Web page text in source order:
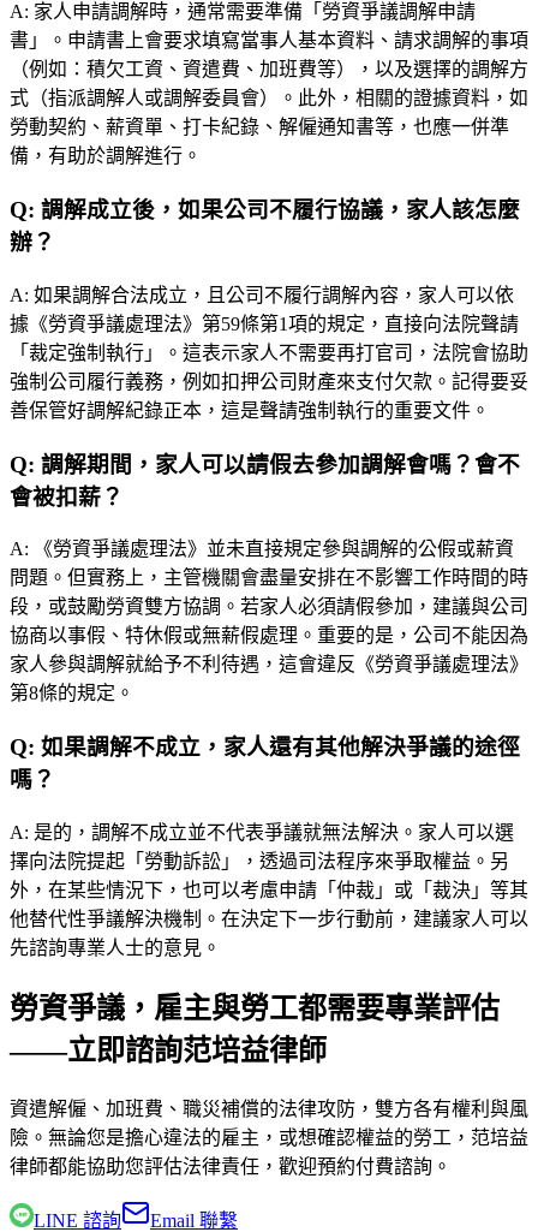
A: 家人申請調解時，通常需要準備「勞資爭議調解申請
書」。申請書上會要求填寫當事人基本資料、請求調解的事項
（例如：積欠工資、資遣費、加班費等），以及選擇的調解方
式（指派調解人或調解委員會）。此外，相關的證據資料，如
勞動契約、薪資單、打卡紀錄、解僱通知書等，也應一併準
備，有助於調解進行。
Q: 調解成立後，如果公司不履行協議，家人該怎麼
辦？
A: 如果調解合法成立，且公司不履行調解內容，家人可以依
據《勞資爭議處理法》第59條第1項的規定，直接向法院聲請
「裁定強制執行」。這表示家人不需要再打官司，法院會協助
強制公司履行義務，例如扣押公司財產來支付欠款。記得要妥
善保管好調解紀錄正本，這是聲請強制執行的重要文件。
Q: 調解期間，家人可以請假去參加調解會嗎？會不
會被扣薪？
A:
《勞資爭議處理法》並未直接規定參與調解的公假或薪資
問題。但實務上，主管機關會盡量安排在不影響工作時間的時
段，或鼓勵勞資雙方協調。若家人必須請假參加，建議與公司
協商以事假、特休假或無薪假處理。重要的是，公司不能因為
家人參與調解就給予不利待遇，這會違反《勞資爭議處理法》
第8條的規定。
Q: 如果調解不成立，家人還有其他解決爭議的途徑
嗎？
A: 是的，調解不成立並不代表爭議就無法解決。家人可以選
擇向法院提起「勞動訴訟」，透過司法程序來爭取權益。另
外，在某些情況下，也可以考慮申請「仲裁」或「裁決」等其
他替代性爭議解決機制。在決定下一步行動前，建議家人可以
先諮詢專業人士的意見。
勞資爭議，雇主與勞工都需要專業評估
——立即諮詢范培益律師
資遣解僱、加班費、職災補償的法律攻防，雙方各有權利與風
險。無論您是擔心違法的雇主，或想確認權益的勞工， 范培益
律師都能協助您評估法律責任，歡迎預約付費諮詢。
LINE 諮詢 Email 聯繫